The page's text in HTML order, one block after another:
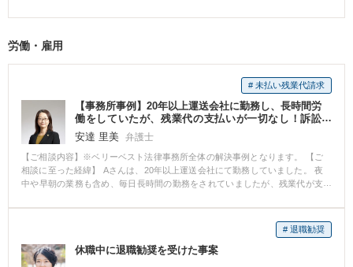
直しにも前向きに取り組まれています。 ■ 借金は“相談すること”が解決への
- 家族に知られたくないと悩んでいる方 - 毎月の返済に限界を感じている方
は、恥ずかしいことではありません。 あなたの生活を守るために、弁護士は
中立で頼れる味方です。 福智法律事務所では、初回相談無料・秘密厳守で対
応しています。 ぜひお気軽にご相談ください。 ＋＋＋＋＋＋＋＋＋＋＋＋＋
＋＋＋＋＋＋＋ ▼相談料 初回のみ相談料無料（１時間程度）※借金に関する
相談のみ初回無料 ▼着手金 時効援用１社につき３万３０００円 任意整理１社
につき３万３０００円 個人破産３３万円～ 法人破産５５万円～ 個人再生（住
宅特則付き）５５万円 ▼報酬金 任意整理（時効援用含む），破産，個人再生
については報酬金なし。 過払金請求訴訟は経済的利益の２０％（税別） ▼備
士費用についてもお気軽にご相談ください。
イト管理者が真摯に対応してくれるサイトであることから、新しい開示手続
ロバイダが明らかになり、投稿者の氏名・住所を特定することができまし
で、相談と依頼までのスピードが大切です。 時間切れになれば、開示が物理
的に不可能となり、泣き寝入りとなってしまいます。 また、サイトごとに、
必要・適切な対応が異なります。 当所では発信者情報開示を数多く取り扱っ
ておりますので、お話をお聞きし、最適なプランをご提案することが可能で
す。 さらに、IPアドレス・タイムスタンプだけでなく、電話番号の開示も求
め、キャリアに23条照会をかければ、より早く発信者の身元特定が可能なケ
ースもあります。 こちらも、サイトによって異なりますので、まずはご相談
いただくことが大切です。
労働・雇用
# 未払い残業代請求
【事務所事例】20年以上運送会社に勤務し、長時間労
働をしていたが、残業代の支払いが一切なし！訴訟
（裁判）で、約770万円を得た
安達 里美 弁護士
【ご相談内容】※ベリーベスト法律事務所全体の解決事例となります。 【ご
相談に至った経緯】 Aさんは、20年以上運送会社にて勤務していました。 夜
中や早朝の業務も含め、毎日長時間の勤務をされていましたが、残業代が支
職することになりました。 【ご相談内容】 「会社から少しでも残業代を支払
ってもらいたい」とのご意向で、ベリーベストにご相談をいただきました。
【ベリーベストの対応とその結果】 会社に対し、未払いの残業代を支払うよ
うにという内容の通知書を送りましたが、会社からの回答がなかったため、
裁判所に対して残業代の支払いを求める訴訟（裁判）を提起しました。 訴訟
# 退職勧奨
休職中に退職勧奨を受けた事案